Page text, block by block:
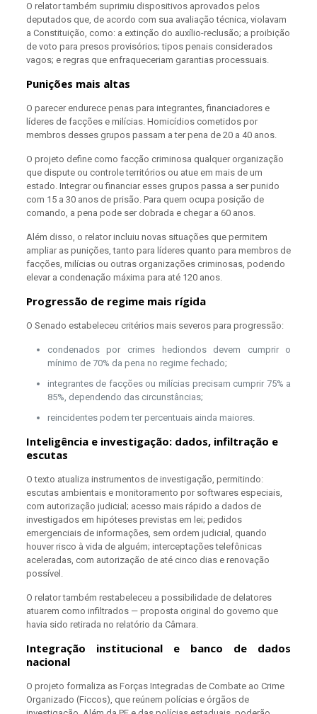
O relator também suprimiu dispositivos aprovados pelos
deputados que, de acordo com sua avaliação técnica, violavam
a Constituição, como: a extinção do auxílio-reclusão; a proibição
de voto para presos provisórios; tipos penais considerados
vagos; e regras que enfraqueceriam garantias processuais.
Punições mais altas
O parecer endurece penas para integrantes, financiadores e
líderes de facções e milícias. Homicídios cometidos por
membros desses grupos passam a ter pena de 20 a 40 anos.
O projeto define como facção criminosa qualquer organização
que dispute ou controle territórios ou atue em mais de um
estado. Integrar ou financiar esses grupos passa a ser punido
com 15 a 30 anos de prisão. Para quem ocupa posição de
comando, a pena pode ser dobrada e chegar a 60 anos.
Além disso, o relator incluiu novas situações que permitem
ampliar as punições, tanto para líderes quanto para membros de
facções, milícias ou outras organizações criminosas, podendo
elevar a condenação máxima para até 120 anos.
Progressão de regime mais rígida
O Senado estabeleceu critérios mais severos para progressão:
condenados por crimes hediondos devem cumprir o
mínimo de 70% da pena no regime fechado;
integrantes de facções ou milícias precisam cumprir 75% a
85%, dependendo das circunstâncias;
reincidentes podem ter percentuais ainda maiores.
Inteligência e investigação: dados, infiltração e
escutas
O texto atualiza instrumentos de investigação, permitindo:
escutas ambientais e monitoramento por softwares especiais,
com autorização judicial; acesso mais rápido a dados de
investigados em hipóteses previstas em lei; pedidos
emergenciais de informações, sem ordem judicial, quando
houver risco à vida de alguém; interceptações telefônicas
aceleradas, com autorização de até cinco dias e renovação
possível.
O relator também restabeleceu a possibilidade de delatores
atuarem como infiltrados — proposta original do governo que
havia sido retirada no relatório da Câmara.
Integração institucional e banco de dados
nacional
O projeto formaliza as Forças Integradas de Combate ao Crime
Organizado (Ficcos), que reúnem polícias e órgãos de